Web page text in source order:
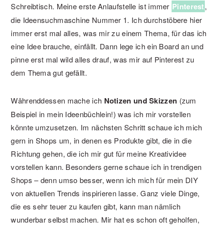
Schreibtisch. Meine erste Anlaufstelle ist immer Pinterest,
die Ideensuchmaschine Nummer 1. Ich durchstöbere hier
immer erst mal alles, was mir zu einem Thema, für das ich
eine Idee brauche, einfällt. Dann lege ich ein Board an und
pinne erst mal wild alles drauf, was mir auf Pinterest zu
dem Thema gut gefällt.
Währenddessen mache ich Notizen und Skizzen (zum
Beispiel in mein Ideenbüchlein!) was ich mir vorstellen
könnte umzusetzen. Im nächsten Schritt schaue ich mich
gern in Shops um, in denen es Produkte gibt, die in die
Richtung gehen, die ich mir gut für meine Kreatividee
vorstellen kann. Besonders gerne schaue ich in trendigen
Shops – denn umso besser, wenn ich mich für mein DIY
von aktuellen Trends inspirieren lasse. Ganz viele Dinge,
die es sehr teuer zu kaufen gibt, kann man nämlich
wunderbar selbst machen. Mir hat es schon oft geholfen,